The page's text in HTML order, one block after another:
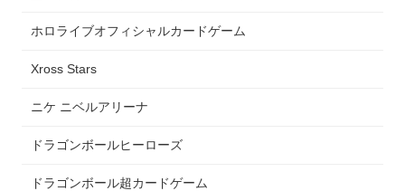
ホロライブオフィシャルカードゲーム
Xross Stars
ニケ ニベルアリーナ
ドラゴンボールヒーローズ
ドラゴンボール超カードゲーム